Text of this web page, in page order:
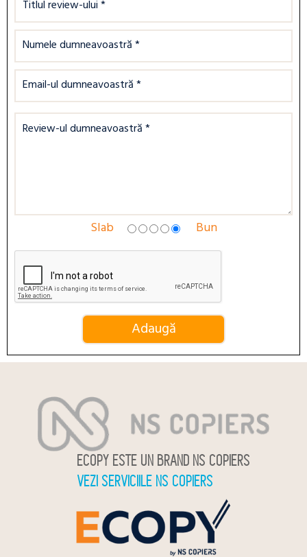
Slab Bun
ECOPY ESTE UN BRAND NS COPIERS
VEZI SERVICIILE NS COPIERS